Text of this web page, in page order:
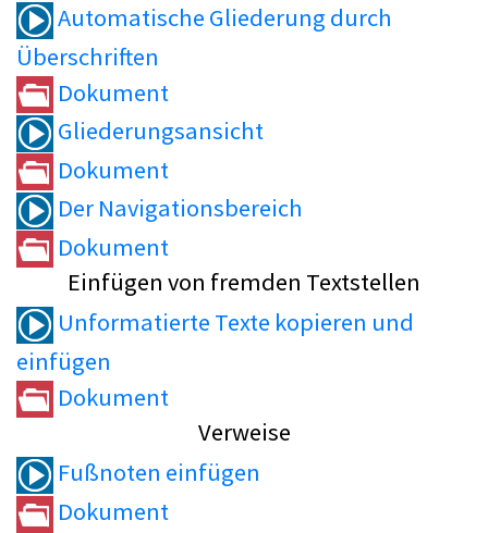
Automatische Gliederung durch
Überschriften
Dokument
Gliederungsansicht
Dokument
Der Navigationsbereich
Dokument
Einfügen von fremden Textstellen
Unformatierte Texte kopieren und
einfügen
Dokument
Verweise
Fußnoten einfügen
Dokument